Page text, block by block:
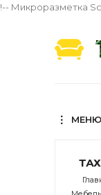
!-- Микроразметка
МЕНЮ